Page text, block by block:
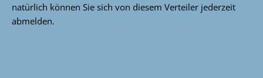
natürlich können Sie sich von diesem Verteiler jederzeit
abmelden.